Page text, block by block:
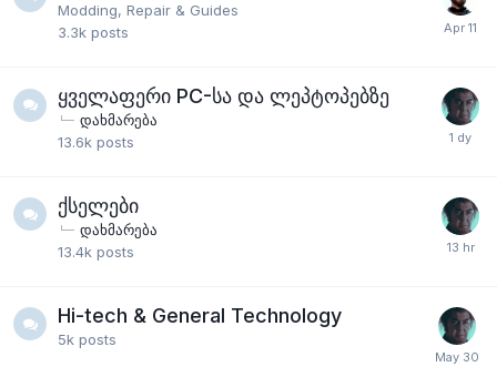
Modding, Repair & Guides
3.3k posts
ყველაფერი PC-სა და ლეპტოპებზე
დახმარება
13.6k posts
ქსელები
დახმარება
13.4k posts
Hi-tech & General Technology
5k posts